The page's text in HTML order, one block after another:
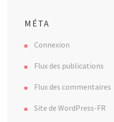
MÉTA
Connexion
Flux des publications
Flux des commentaires
Site de WordPress-FR